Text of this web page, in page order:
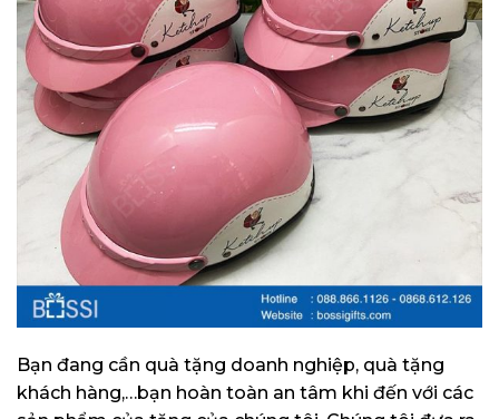
Bạn đang cần quà tặng doanh nghiệp, quà tặng
khách hàng,…bạn hoàn toàn an tâm khi đến với các